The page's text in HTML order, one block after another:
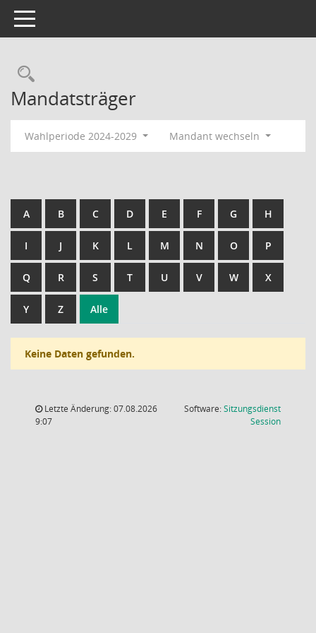
Toggle navigation
Rechercheauswahl
Mandatsträger
Wahlperiode 2024-2029 Mandant wechseln
A B C D E F G H
I J K L M N O P
Q R S T U V W X
Y Z Alle
Keine Daten gefunden.
Letzte Änderung: 07.08.2026
9:07
Software:Sitzungsdienst
Session(Wird in